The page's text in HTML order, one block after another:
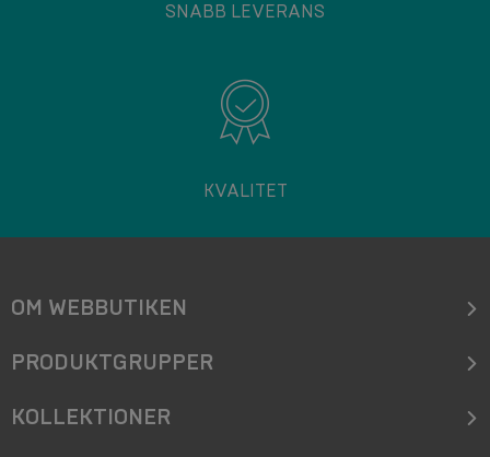
SNABB LEVERANS
KVALITET
OM WEBBUTIKEN
PRODUKTGRUPPER
KOLLEKTIONER